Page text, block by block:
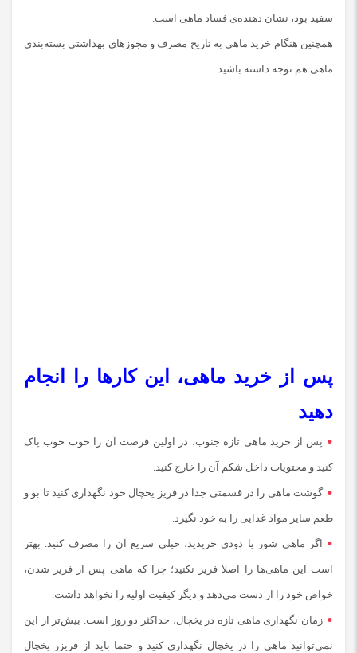
سفید بود، نشان دهنده‌ی فساد ماهی است.
همچنین هنگام خرید ماهی به تاریخ مصرف و مجوزهای بهداشتی بسته‌بندی
ماهی هم توجه داشته ‌باشید.
پس از خرید ماهی، این کارها را انجام
دهید
پس از خرید ماهی تازه جنوب، در اولین فرصت آن را خوب خوب پاک
کنید و محتویات داخل شکم آن را خارج کنید.
گوشت ماهی را در قسمتی جدا در فریز یخچال خود نگهداری کنید تا بو و
طعم سایر مواد غذایی را به خود نگیرد.
اگر ماهی شور یا دودی خریدید، خیلی سریع آن را مصرف کنید. بهتر
است این ماهی‌ها را اصلا فریز نکنید؛ چرا که ماهی پس از فریز شدن،
خواص خود را از دست می‌دهد و دیگر کیفیت اولیه را نخواهد داشت.
زمان نگهداری ماهی تازه در یخچال، حداکثر دو روز است. بیش‌تر از این
نمی‌توانید ماهی را در یخچال نگهداری کنید و حتما باید از فریزر یخچال